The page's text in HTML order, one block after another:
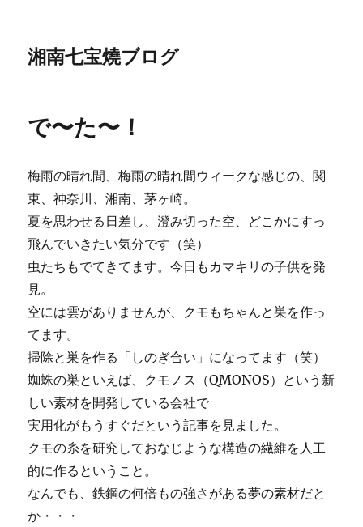
湘南七宝燒ブログ
で〜た〜！
梅雨の晴れ間、梅雨の晴れ間ウィークな感じの、関
東、神奈川、湘南、茅ヶ崎。
夏を思わせる日差し、澄み切った空、どこかにすっ
飛んでいきたい気分です（笑）
虫たちもでてきてます。今日もカマキリの子供を発
見。
空には雲がありませんが、クモもちゃんと巣を作っ
てます。
掃除と巣を作る「しのぎ合い」になってます（笑）
蜘蛛の巣といえば、クモノス（QMONOS）という新
しい素材を開発している会社で
実用化がもうすぐだという記事を見ました。
クモの糸を研究しておなじような構造の繊維を人工
的に作るということ。
なんでも、鉄鋼の何倍もの強さがある夢の素材だと
か・・・